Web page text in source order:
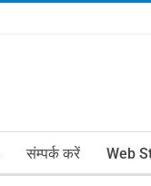
संम्पर्क करें Web